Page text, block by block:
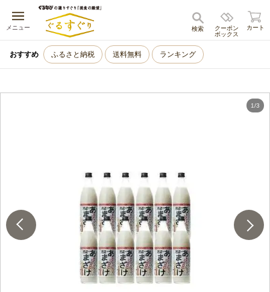
メニュー
キャンセル
クーポン
ボックス
検索 カート
おすすめ ふるさと納税 送料無料 ランキング
1/3